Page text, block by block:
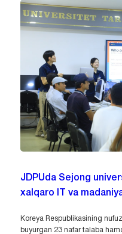
JDPUda Sejong
xalqaro IT va
Koreya Respublikasining
buyurgan 23 nafar talaba